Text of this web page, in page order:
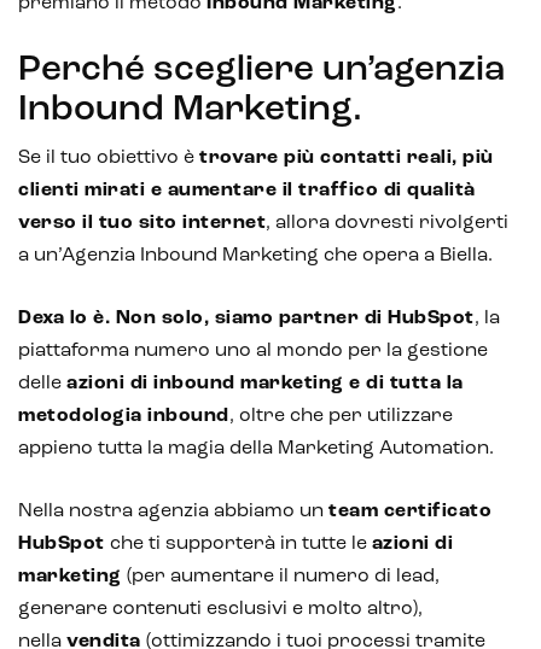
Perché scegliere un’agenzia
Inbound Marketing.
Se il tuo obiettivo è trovare più contatti reali, più
clienti mirati e aumentare il traffico di qualità
verso il tuo sito internet, allora dovresti rivolgerti
a un’Agenzia Inbound Marketing che opera a Biella.
Dexa lo è. Non solo, siamo partner di HubSpot, la
piattaforma numero uno al mondo per la gestione
delle azioni di inbound marketing e di tutta la
metodologia inbound , oltre che per utilizzare
appieno tutta la magia della Marketing Automation.
Nella nostra agenzia abbiamo un team certificato
HubSpot che ti supporterà in tutte le azioni di
marketing (per aumentare il numero di lead,
generare contenuti esclusivi e molto altro),
nella vendita (ottimizzando i tuoi processi tramite